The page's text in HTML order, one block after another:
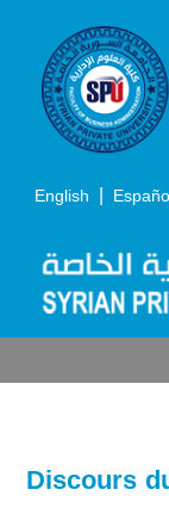
English |
Discours